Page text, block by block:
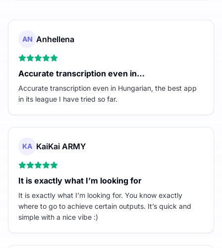
AN Anhellena
Accurate transcription even in…
Accurate transcription even in Hungarian, the best app
in its league I have tried so far.
KA KaiKai ARMY
It is exactly what I’m looking for
It is exactly what I’m looking for. You know exactly
where to go to achieve certain outputs. It’s quick and
simple with a nice vibe :)